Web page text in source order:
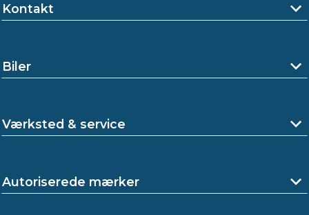
Kontakt
Biler
Værksted & service
Autoriserede mærker